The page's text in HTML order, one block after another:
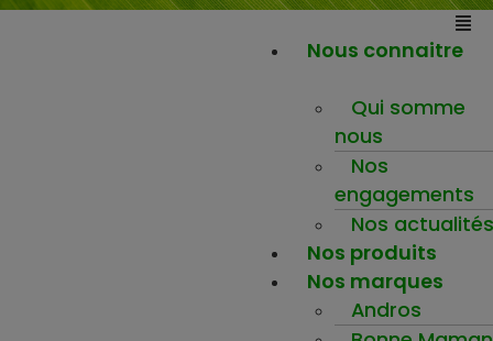
Nous connaitre
Qui somme
nous
Nos
engagements
Nos actualités
Nos produits
Nos marques
Andros